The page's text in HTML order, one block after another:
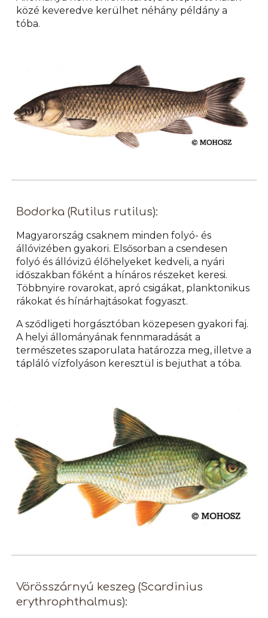
közé keveredve kerülhet néhány példány a
tóba.
Bodorka (Rutilus rutilus):
Magyarország csaknem minden folyó- és
állóvizében gyakori. Elsősorban a csendesen
folyó és állóvizű élőhelyeket kedveli, a nyári
időszakban főként a hínáros részeket keresi.
Többnyire rovarokat, apró csigákat, planktonikus
rákokat és hínárhajtásokat fogyaszt.
A sződligeti horgásztóban közepesen gyakori faj.
A helyi állományának fennmaradását a
természetes szaporulata határozza meg, illetve a
tápláló vízfolyáson keresztül is bejuthat a tóba.
Vörösszárnyú keszeg (Scardinius
erythrophthalmus):